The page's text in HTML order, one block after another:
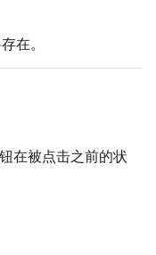
在。
在被点击之前的状